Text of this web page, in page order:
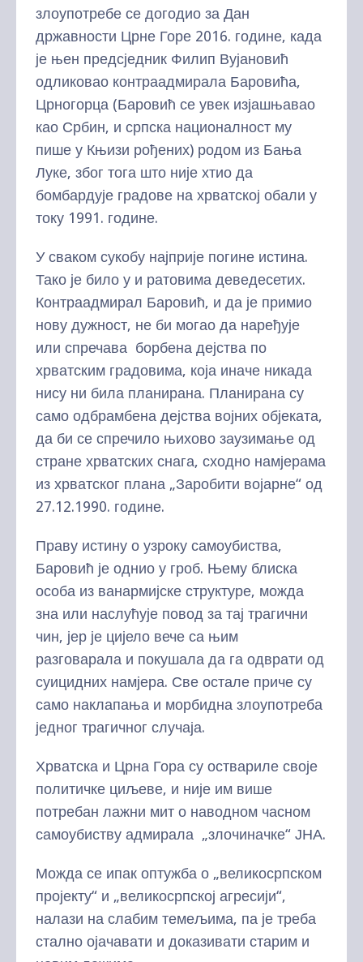
злоупотребе се догодио за Дан
државности Црне Горе 2016. године, када
је њен предсједник Филип Вујановић
одликовао контраадмирала Баровића,
Црногорца (Баровић се увек изјашњавао
као Србин, и српска националност му
пише у Књизи рођених) родом из Бања
Луке, због тога што није хтио да
бомбардује градове на хрватској обали у
току 1991. године.
У сваком сукобу најприје погине истина.
Тако је било у и ратовима деведесетих.
Контраадмирал Баровић, и да је примио
нову дужност, не би могао да наређује
или спречава борбена дејства по
хрватским градовима, која иначе никада
нису ни била планирана. Планирана су
само одбрамбена дејства војних објеката,
да би се спречило њихово заузимање од
стране хрватских снага, сходно намјерама
из хрватског плана „Заробити војарне“ од
27.12.1990. године.
Праву истину о узроку самоубиства,
Баровић је однио у гроб. Њему блиска
особа из ванармијске структуре, можда
зна или наслућује повод за тај трагични
чин, јер је цијело вече са њим
разговарала и покушала да га одврати од
суицидних намјера. Све остале приче су
само наклапања и морбидна злоупотреба
једног трагичног случаја.
Хрватска и Црна Гора су оствариле своје
политичке циљеве, и није им више
потребан лажни мит о наводном часном
самоубиству адмирала „злочиначке“ ЈНА.
Можда се ипак оптужба о „великосрпском
пројекту“ и „великосрпској агресији“,
налази на слабим темељима, па је треба
стално ојачавати и доказивати старим и